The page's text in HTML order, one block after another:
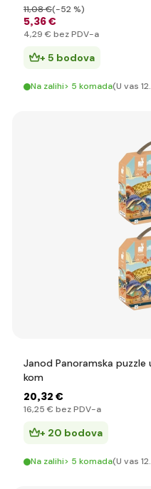
5,36 €
11,08 €(-52 %)
4,29 € bez PDV-a
+ 5 bodova
Na zalihi> 5 komada(U vas
Janod Panoramska puzzle
kom
20,32 €
16,25 € bez PDV-a
+ 20 bodova
Na zalihi> 5 komada(U vas